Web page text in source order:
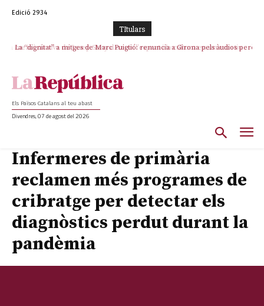
Edició 2934
TItulars
La “dignitat” a mitges de Marc Puigtió: renuncia a Girona pels àudios però
Els Països Catalans al teu abast
Divendres, 07 de agost del 2026
Infermeres de primària
reclamen més programes de
cribratge per detectar els
diagnòstics perdut durant la
pandèmia